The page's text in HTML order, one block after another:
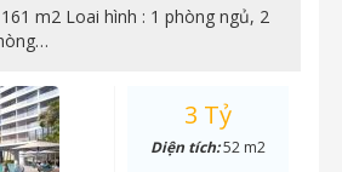
m2 Loai hình : 1 phòng ngủ, 2
3 Tỷ
Diện tích:52 m2